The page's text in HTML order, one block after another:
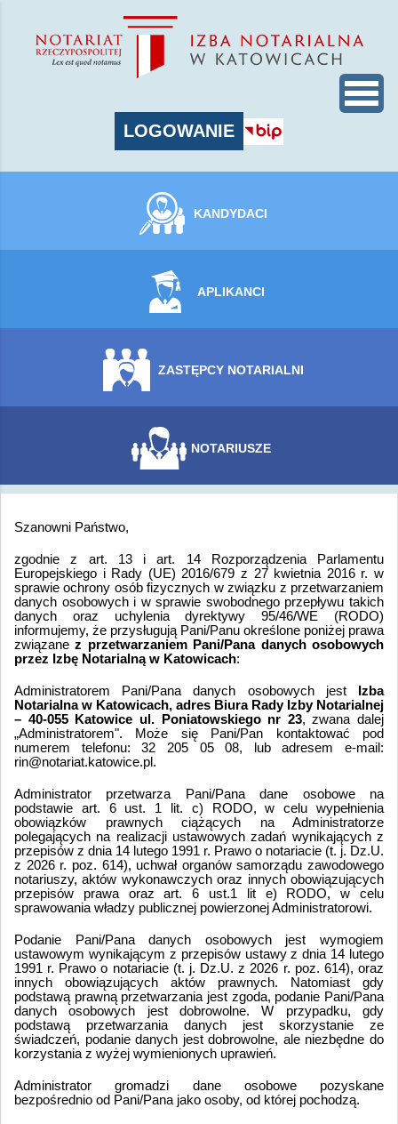
LOGOWANIE
KANDYDACI
APLIKANCI
ZASTĘPCY NOTARIALNI
NOTARIUSZE
Szanowni Państwo,
zgodnie z art. 13 i art. 14 Rozporządzenia Parlamentu
Europejskiego i Rady (UE) 2016/679 z 27 kwietnia 2016 r. w
sprawie ochrony osób fizycznych w związku z przetwarzaniem
danych osobowych i w sprawie swobodnego przepływu takich
danych oraz uchylenia dyrektywy 95/46/WE (RODO)
informujemy, że przysługują Pani/Panu określone poniżej prawa
związanez przetwarzaniem Pani/Pana danych osobowych
przez Izbę Notarialną w Katowicach:
Administratorem Pani/Pana danych osobowych jest
Izba
Notarialna w Katowicach, adres Biura Rady Izby Notarialnej
– 40-055 Katowice ul. Poniatowskiego nr 23, zwana dalej
„Administratorem". Może się Pani/Pan kontaktować pod
numerem telefonu: 32 205 05 08, lub adresem e-mail:
rin@notariat.katowice.pl.
Administrator przetwarza Pani/Pana dane osobowe na
podstawie art. 6 ust. 1 lit. c) RODO, w celu wypełnienia
obowiązków prawnych ciążących na Administratorze
polegających na realizacji ustawowych zadań wynikających z
przepisów z dnia 14 lutego 1991 r. Prawo o notariacie (t. j. Dz.U.
z 2026 r. poz. 614), uchwał organów samorządu zawodowego
notariuszy, aktów wykonawczych oraz innych obowiązujących
przepisów prawa oraz art. 6 ust.1 lit e) RODO, w celu
sprawowania władzy publicznej powierzonej Administratorowi.
Podanie Pani/Pana danych osobowych jest wymogiem
ustawowym wynikającym z przepisów ustawy z dnia 14 lutego
1991 r. Prawo o notariacie (t. j. Dz.U. z 2026 r. poz. 614), oraz
innych obowiązujących aktów prawnych. Natomiast gdy
podstawą prawną przetwarzania jest zgoda, podanie Pani/Pana
danych osobowych jest dobrowolne. W przypadku, gdy
podstawą przetwarzania danych jest skorzystanie ze
świadczeń, podanie danych jest dobrowolne, ale niezbędne do
korzystania z wyżej wymienionych uprawień.
Administrator gromadzi dane osobowe pozyskane
bezpośrednio od Pani/Pana jako osoby, od której pochodzą.